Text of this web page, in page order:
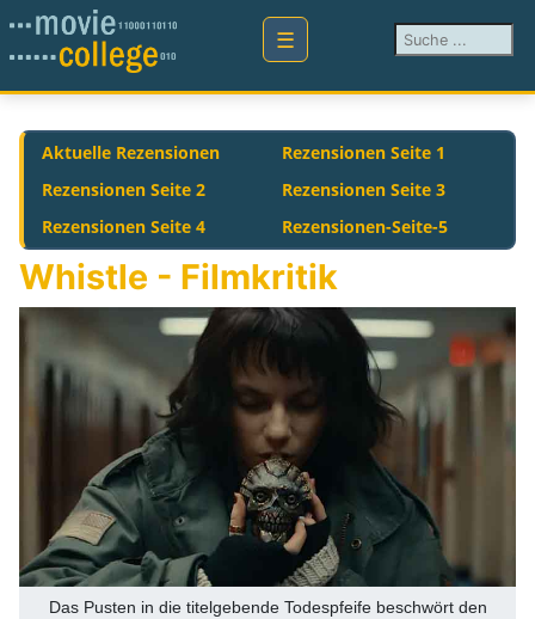
Suchen ...
Aktuelle Rezensionen
Rezensionen Seite 1
Rezensionen Seite 2
Rezensionen Seite 3
Rezensionen Seite 4
Rezensionen-Seite-5
Whistle - Filmkritik
Das Pusten in die titelgebende Todespfeife beschwört den